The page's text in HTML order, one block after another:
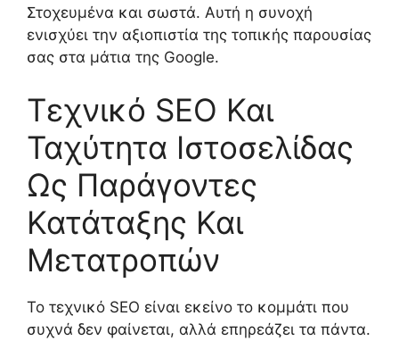
Στοχευμένα και σωστά. Αυτή η συνοχή
ενισχύει την αξιοπιστία της τοπικής παρουσίας
σας στα μάτια της Google.
Τεχνικό SEO Και
Ταχύτητα Ιστοσελίδας
Ως Παράγοντες
Κατάταξης Και
Μετατροπών
Το τεχνικό SEO είναι εκείνο το κομμάτι που
συχνά δεν φαίνεται, αλλά επηρεάζει τα πάντα.